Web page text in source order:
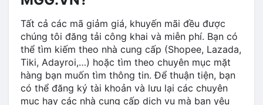
Tất cả các mã giảm giá, khuyến mãi đều được
chúng tôi đăng tải công khai và miễn phí. Bạn có
thể tìm kiếm theo nhà cung cấp (Shopee, Lazada,
Tiki, Adayroi,…) hoặc tìm theo chuyên mục mặt
hàng bạn muốn tìm thông tin. Để thuận tiện, bạn
có thể đăng ký tài khoản và lưu lại các chuyên
mục hay các nhà cung cấp dịch vụ mà bạn yêu